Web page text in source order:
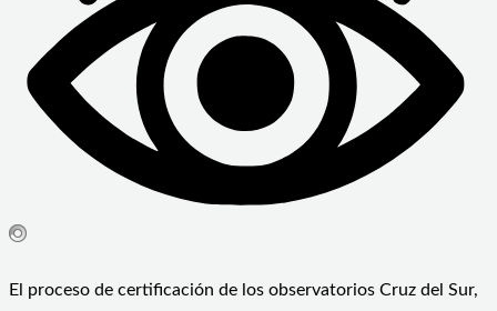
El proceso de certificación de los observatorios Cruz del Sur,